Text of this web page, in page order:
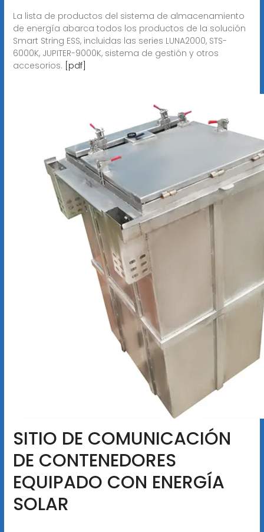
La lista de productos del sistema de almacenamiento
de energía abarca todos los productos de la solución
Smart String ESS, incluidas las series LUNA2000, STS-
6000K, JUPITER-9000K, sistema de gestión y otros
accesorios. [pdf]
SITIO DE COMUNICACIÓN
DE CONTENEDORES
EQUIPADO CON ENERGÍA
SOLAR